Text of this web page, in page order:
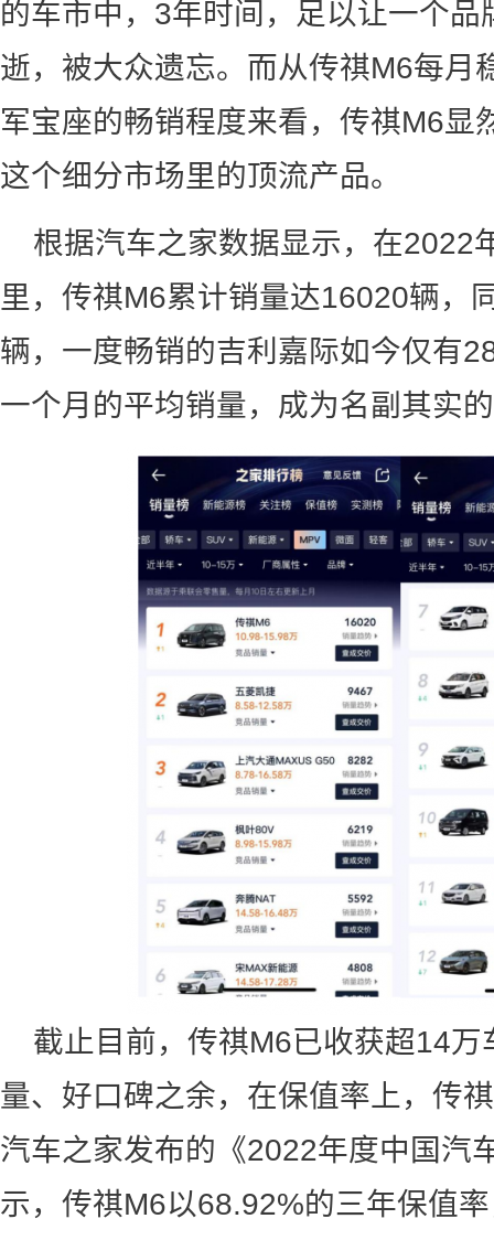
的车市中，3年时间，足以让一个
逝，被大众遗忘。而从传祺M6每月
军宝座的畅销程度来看，传祺M6显
这个细分市场里的顶流产品。
根据汽车之家数据显示，在2022
里，传祺M6累计销量达16020辆，
辆，一度畅销的吉利嘉际如今仅有
一个月的平均销量，成为名副其实
截止目前，传祺M6已收获超14
量、好口碑之余，在保值率上，传
汽车之家发布的《2022年度中国汽
示，传祺M6以68.92%的三年保值